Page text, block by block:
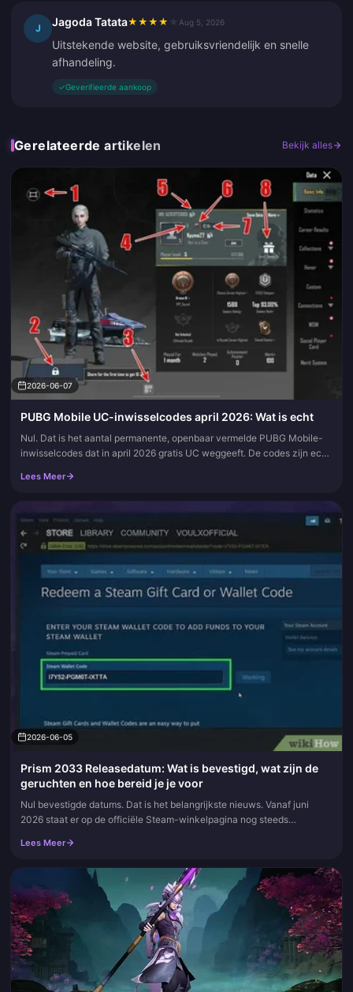
J Jagoda Tatata★ ★ ★ ★ Aug 5, 2026
Uitstekende website, gebruiksvriendelijk en snelle
afhandeling.
✓Geverifieerde aankoop
Gerelateerde artikelen Bekijk alles
2026-06-07
PUBG Mobile UC-inwisselcodes april 2026: Wat is echt
Nul. Dat is het aantal permanente, openbaar vermelde PUBG Mobile-
inwisselcodes dat in april 2026 gratis UC weggeeft. De codes zijn echt,
Lees Meer
2026-06-05
Prism 2033 Releasedatum: Wat is bevestigd, wat zijn de
geruchten en hoe bereid je je voor
Nul bevestigde datums. Dat is het belangrijkste nieuws. Vanaf juni
2026 staat er op de officiële Steam-winkelpagina nog steeds
Lees Meer